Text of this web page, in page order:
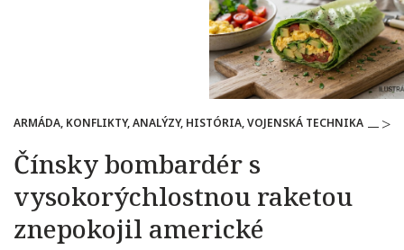
ARMÁDA, KONFLIKTY, ANALÝZY, HISTÓRIA, VOJENSKÁ TECHNIKA